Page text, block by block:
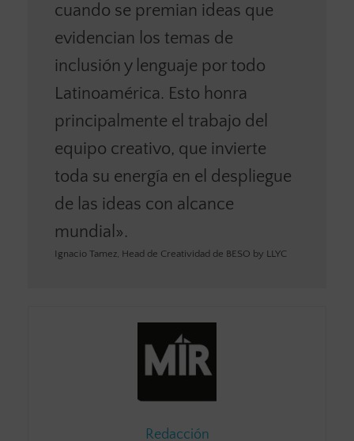
cuando se premian ideas que
evidencian los temas de
inclusión y lenguaje por todo
Latinoamérica. Esto honra
principalmente el trabajo del
equipo creativo, que invierte
toda su energía en el despliegue
de las ideas con alcance
mundial».
Ignacio Tamez, Head de Creatividad de BESO by LLYC
Redacción